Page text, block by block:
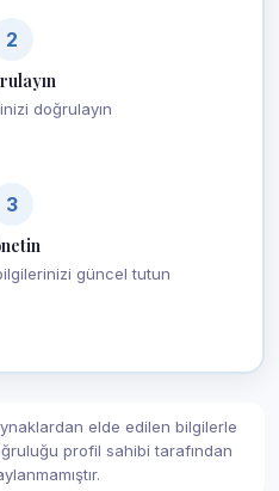
2
doğrulayın
3
güncel tutun
elde edilen bilgilerle
profil sahibi tarafından